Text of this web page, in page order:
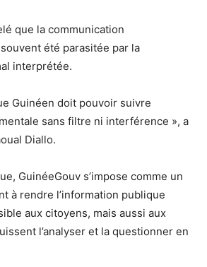
que la communication
été parasitée par la
interprétée.
Guinéen doit pouvoir suivre
sans filtre ni interférence », a
Diallo.
GuinéeGouv s’impose comme un
à rendre l’information publique
aux citoyens, mais aussi aux
l’analyser et la questionner en